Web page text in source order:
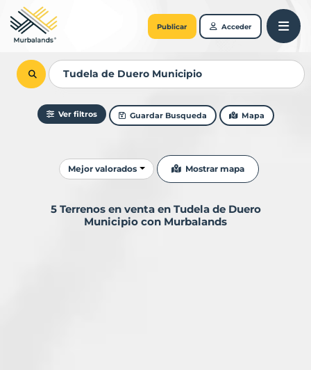
Publicar Acceder
Ver filtros Guardar Busqueda Mapa
Ordenar resultados
Mejor valorados Mostrar mapa
5 Terrenos en venta en Tudela de Duero
Municipio con Murbalands